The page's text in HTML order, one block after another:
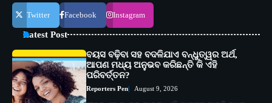
Twitter Facebook Instagram
Latest Post
ବୟସ ବଢ଼ିବା ସହ ବଦଳିଯାଏ ବନ୍ଧୁତ୍ୱର ଅର୍ଥ,
ଆପଣ ମଧ୍ୟ ଅନୁଭବ କରିଛନ୍ତି କି ଏହି
ପରିବର୍ତ୍ତନ?
Reporters Pen August 9, 2026